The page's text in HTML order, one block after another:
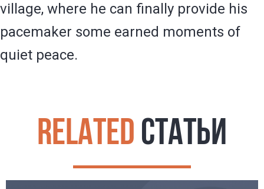
village, where he can finally provide his
pacemaker some earned moments of
quiet peace.
RELATED СТАТЬИ